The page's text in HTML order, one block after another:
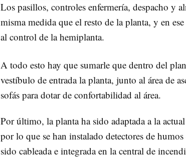
Los pasillos, controles enfermería, despacho y
misma medida que el resto de la planta, y en
al control de la hemiplanta.
A todo esto hay que sumarle que dentro del
vestíbulo de entrada la planta, junto al área de
sofás para dotar de confortabilidad al área.
Por último, la planta ha sido adaptada a la
por lo que se han instalado detectores de
sido cableada e integrada en la central de